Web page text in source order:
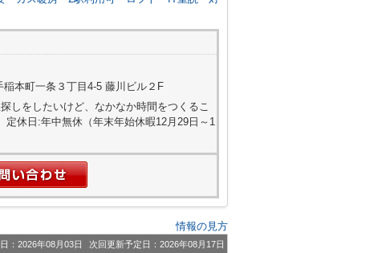
本町一条３丁目4-5 藤川ビル２F
しをしたいけど、なかなか時間をつくるこ
休日:年中無休（年末年始休暇12月29日～1
情報の見方
：2026年08月03日 次回更新予定日：2026年08月17日